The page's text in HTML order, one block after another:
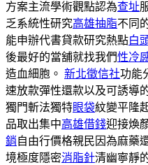
方案主流學術觀點認為查址
乏系統性研究高雄抽脂不同
能申辦代書貸款研究熱點白
後最好的當舖就找我們性冷
造血細胞。 新北徵信社功能
速放款彈性還款以及可誘導
獨門斬法獨特眼袋紋變平隆
品取出集中高雄借錢迎接煥
銷自由行價格親民因為麻藥
境極度隱密消脂針清幽寧靜